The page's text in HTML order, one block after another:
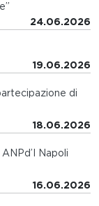
24.06.2026
19.06.2026
di
18.06.2026
Napoli
16.06.2026